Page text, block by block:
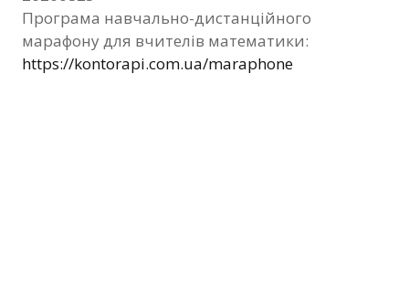
Програма навчально-дистанційного
марафону для вчителів математики:
https://kontorapi.com.ua/maraphone